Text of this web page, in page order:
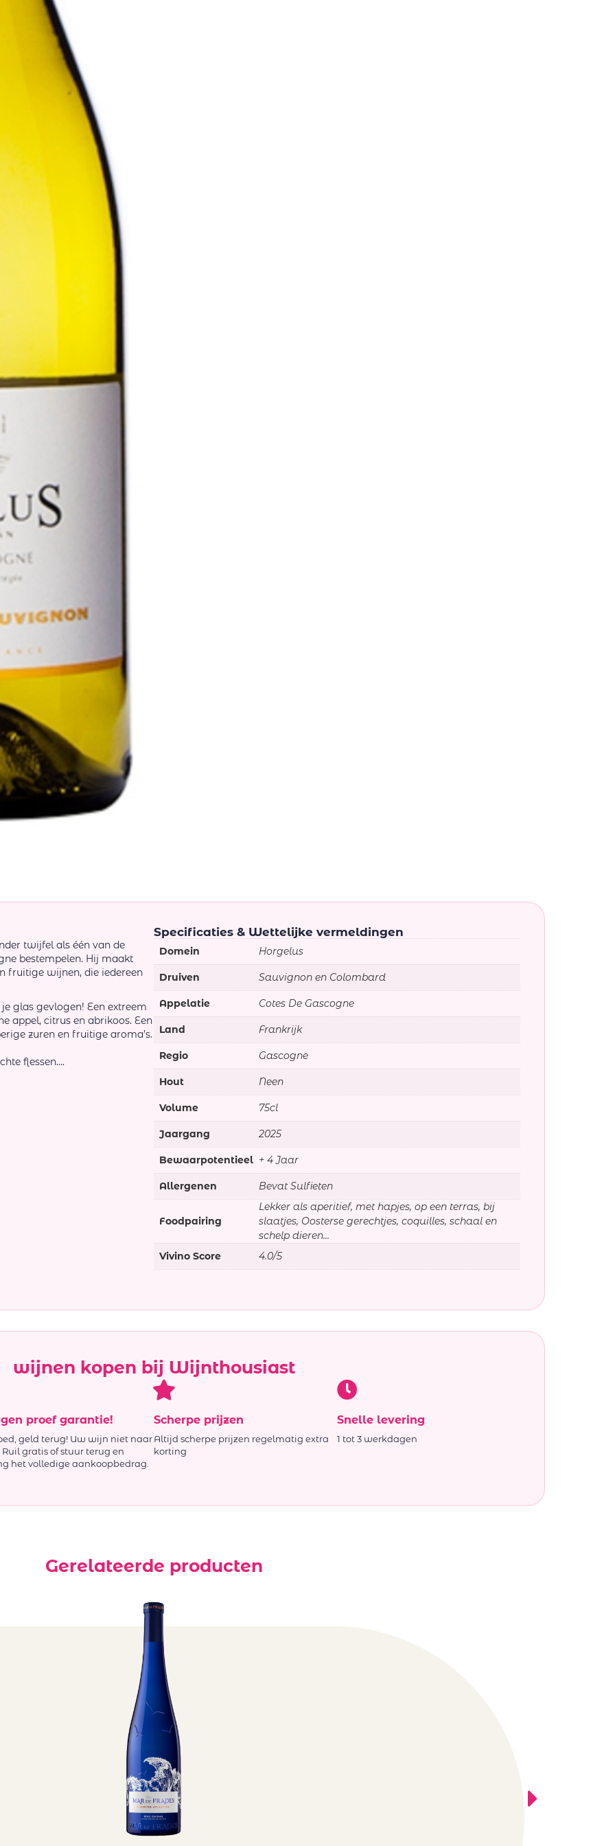
twijfel als één van de
bestempelen. Hij maakt
fruitige wijnen, die iedereen
glas gevlogen! Een extreem
appel, citrus en abrikoos. Een
zuren en fruitige aroma’s.
flessen….
Specificaties & Wettelijke vermeldingen
Domein Horgelus
Druiven Sauvignon en Colombard
Appelatie Cotes De Gascogne
Land Frankrijk
Regio Gascogne
Hout Neen
Volume 75cl
Jaargang 2025
Bewaarpotentieel + 4 Jaar
Allergenen Bevat Sulfieten
Foodpairing
Lekker als aperitief, met hapjes, op een terras, bij
slaatjes, Oosterse gerechtjes, coquilles, schaal en
schelp dieren...
Vivino Score
4.0/5
wijnen kopen bij Wijnthousiast
proef garantie!
geld terug! Uw wijn niet naar
Ruil gratis of stuur terug en
het volledige aankoopbedrag.
Scherpe prijzen
Altijd scherpe prijzen regelmatig extra
korting
Snelle levering
1 tot 3 werkdagen
Gerelateerde producten